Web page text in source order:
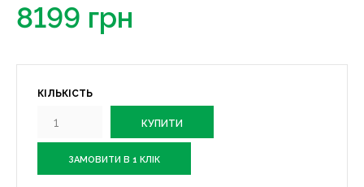
8199 грн
КІЛЬКІСТЬ
ЗАМОВИТИ В 1 КЛІК